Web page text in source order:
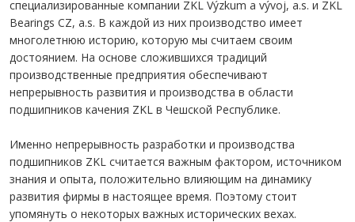
специализированные компании ZKL Výzkum a vývoj, a.s. и ZKL
Bearings CZ, a.s. В каждой из них производство имеет
многолетнюю историю, которую мы считаем своим
достоянием. На основе сложившихся традиций
производственные предприятия обеспечивают
непрерывность развития и производства в области
подшипников качения ZKL в Чешской Республике.
Именно непрерывность разработки и производства
подшипников ZKL считается важным фактором, источником
знания и опыта, положительно влияющим на динамику
развития фирмы в настоящее время. Поэтому стоит
упомянуть о некоторых важных исторических вехах.